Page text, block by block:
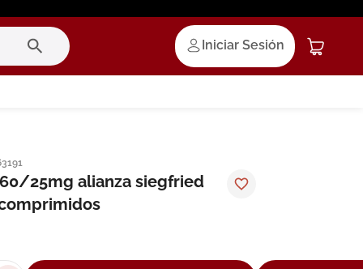
Iniciar Sesión
25mg alianza siegfried